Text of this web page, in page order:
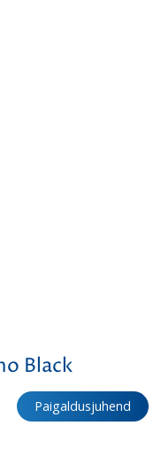
Black
Paigaldusjuhend